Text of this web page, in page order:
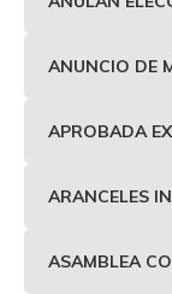
ANUNCIO DE
APROBADA
ARANCELES
ASAMBLEA